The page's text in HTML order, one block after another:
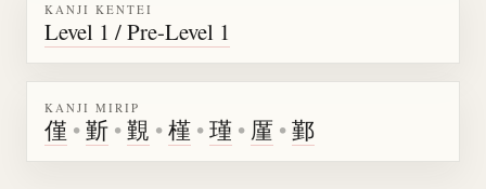
KANJI KENTEI
Level 1 / Pre-Level 1
KANJI MIRIP
僅 •斳 •覲 •槿 •瑾 • 厪 •鄞